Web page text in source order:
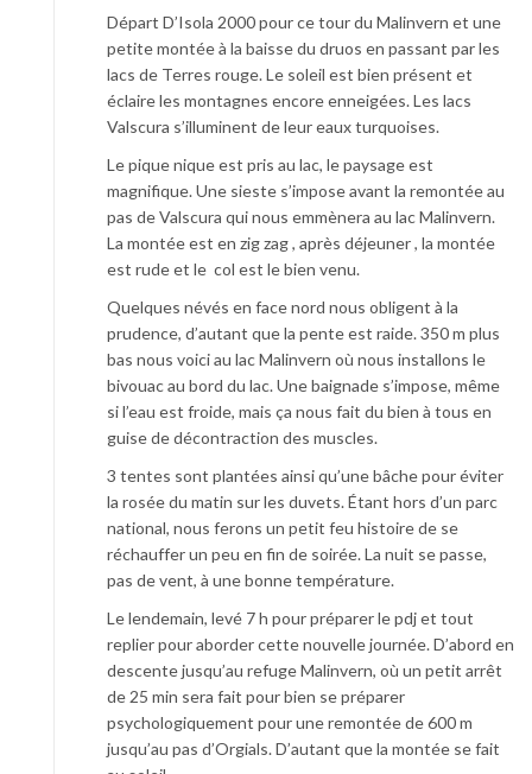
Départ D’Isola 2000 pour ce tour du Malinvern et une
petite montée à la baisse du druos en passant par les
lacs de Terres rouge. Le soleil est bien présent et
éclaire les montagnes encore enneigées. Les lacs
Valscura s’illuminent de leur eaux turquoises.
Le pique nique est pris au lac, le paysage est
magnifique. Une sieste s’impose avant la remontée au
pas de Valscura qui nous emmènera au lac Malinvern.
La montée est en zig zag , après déjeuner , la montée
est rude et le col est le bien venu.
Quelques névés en face nord nous obligent à la
prudence, d’autant que la pente est raide. 350 m plus
bas nous voici au lac Malinvern où nous installons le
bivouac au bord du lac. Une baignade s’impose, même
si l’eau est froide, mais ça nous fait du bien à tous en
guise de décontraction des muscles.
3 tentes sont plantées ainsi qu’une bâche pour éviter
la rosée du matin sur les duvets. Étant hors d’un parc
national, nous ferons un petit feu histoire de se
réchauffer un peu en fin de soirée. La nuit se passe,
pas de vent, à une bonne température.
Le lendemain, levé 7 h pour préparer le pdj et tout
replier pour aborder cette nouvelle journée. D’abord en
descente jusqu’au refuge Malinvern, où un petit arrêt
de 25 min sera fait pour bien se préparer
psychologiquement pour une remontée de 600 m
jusqu’au pas d’Orgials. D’autant que la montée se fait